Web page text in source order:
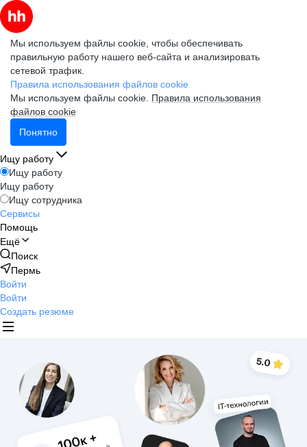
Мы используем файлы cookie, чтобы обеспечивать
правильную работу нашего веб-сайта и анализировать
сетевой трафик.
Правила использования файлов cookie
Мы используем файлы cookie. Правила использования
файлов cookie
Понятно
Ищу работу
Ищу работу
Ищу работу
Ищу сотрудника
Сервисы
Помощь
Ещё
Поиск
Пермь
Войти
Войти
Создать резюме